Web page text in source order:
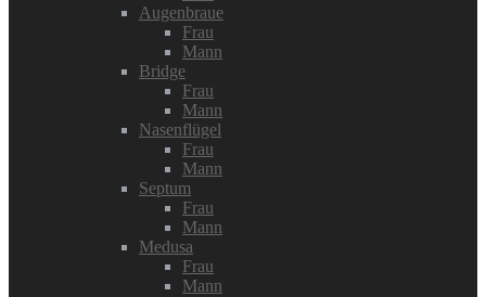
Augenbraue
Frau
Mann
Bridge
Frau
Mann
Nasenflügel
Frau
Mann
Septum
Frau
Mann
Medusa
Frau
Mann